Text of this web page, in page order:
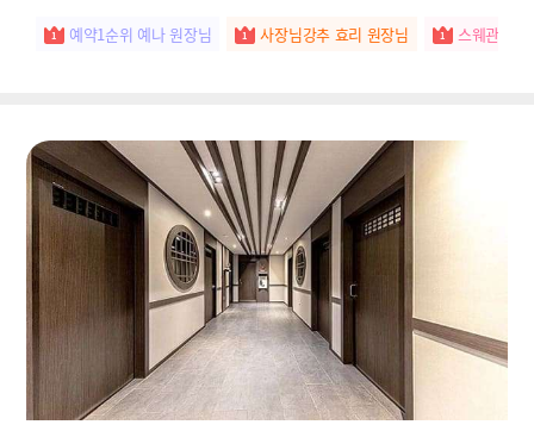
예약1순위 예나 원장님 사장님강추 효리 원장님 스웨관리짱